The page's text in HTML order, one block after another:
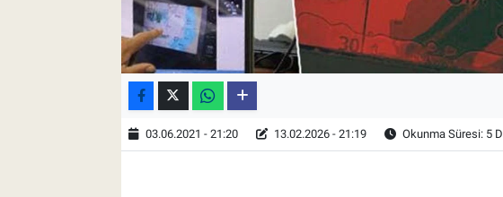
03.06.2021 - 21:20 13.02.2026 - 21:19 Okunma Süresi: 5